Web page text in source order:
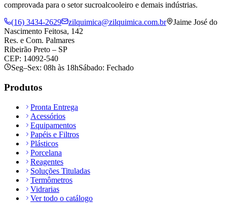
comprovada para o setor sucroalcooleiro e demais indústrias.
(16) 3434-2629
zilquimica@zilquimica.com.br
Jaime José do
Nascimento Feitosa, 142
Res. e Com. Palmares
Ribeirão Preto – SP
CEP: 14092-540
Seg–Sex: 08h às 18hSábado: Fechado
Produtos
Pronta Entrega
Acessórios
Equipamentos
Papéis e Filtros
Plásticos
Porcelana
Reagentes
Soluções Tituladas
Termômetros
Vidrarias
Ver todo o catálogo